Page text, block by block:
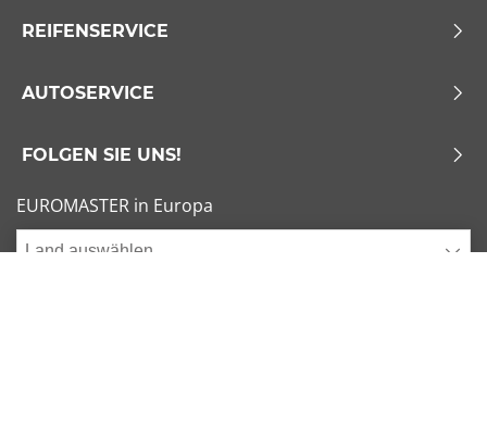
REIFENSERVICE
AUTOSERVICE
FOLGEN SIE UNS!
EUROMASTER in Europa
Land auswählen